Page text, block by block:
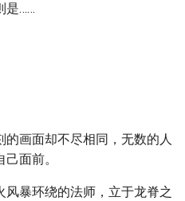
是……
画面却不尽相同，无数的人
面前。
暴环绕的法师，立于龙脊之